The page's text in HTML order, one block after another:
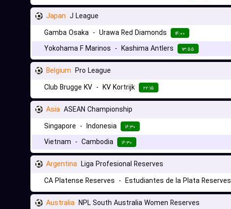
Japan J League
Gamba Osaka - Urawa Red Diamonds ۱۴:۰۰
Yokohama F Marinos - Kashima Antlers ۱۳:۵۵
Belgium Pro League
Club Brugge KV - KV Kortrijk ۲۲:۱۵
Asia ASEAN Championship
Singapore - Indonesia ۱۶:۳۰
Vietnam - Cambodia ۱۶:۳۰
Argentina Liga Profesional Reserves
CA Platense Reserves - Estudiantes de la Plata Reserves
Australia NPL South Australia Women Reserves